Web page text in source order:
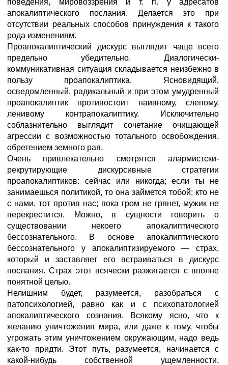
поведения, мировоззрения и т. п. у адресатов
апокалиптического послания. Делается это при
отсутствии реальных способов принуждения к такого
рода изменениям.
Проапокалиптический дискурс выглядит чаще всего
предельно убедительно. Диалогически-
коммуникативная ситуация складывается неизбежно в
пользу проапокалиптика. Ясновидящий,
осведомленный, радикальный и при этом умудренный
проапокалиптик противостоит наивному, слепому,
ленивому контрапокалиптику. Исключительно
соблазнительно выглядит сочетание очищающей
агрессии с возможностью тотального освобождения,
обретением земного рая.
Очень привлекательно смотрятся алармистски-
рекрутирующие дискурсивные стратегии
проапокалиптиков: сейчас или никогда; если ты не
занимаешься политикой, то она займется тобой; кто не
с нами, тот против нас; пока гром не грянет, мужик не
перекрестится. Можно, в сущности говорить о
существовании некоего апокалиптического
бессознательного. В основе апокалиптического
бессознательного у апокалиптизируемого — страх,
который и заставляет его встраиваться в дискурс
послания. Страх этот всячески разжигается с вполне
понятной целью.
Нелишним будет, разумеется, разобраться с
патопсихологией, равно как и с психопатологией
апокалиптического сознания. Всякому ясно, что к
желанию уничтожения мира, или даже к тому, чтобы
угрожать этим уничтожением окружающим, надо ведь
как-то придти. Этот путь, разумеется, начинается с
какой-нибудь собственной ущемленности,